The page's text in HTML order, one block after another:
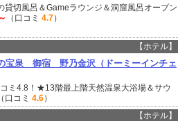
貸切風呂＆Gameラウンジ＆洞窟風呂オープン
（口コミ 4.7）
【ホテル】
宝泉 御宿 野乃金沢（ドーミーインチェ
ミ4.8！★13階最上階天然温泉大浴場＆サウ
（口コミ 4.6）
【ホテル】